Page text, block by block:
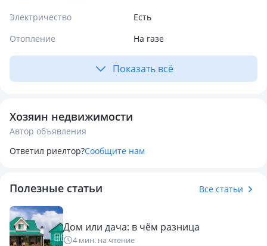
Электричество
Есть
Отопление
На газе
Показать всё
Хозяин недвижимости
Автор объявления
Ответил риелтор?Сообщите нам
Полезные статьи Все статьи
Дом или дача: в чём разница
4 мин. на чтение